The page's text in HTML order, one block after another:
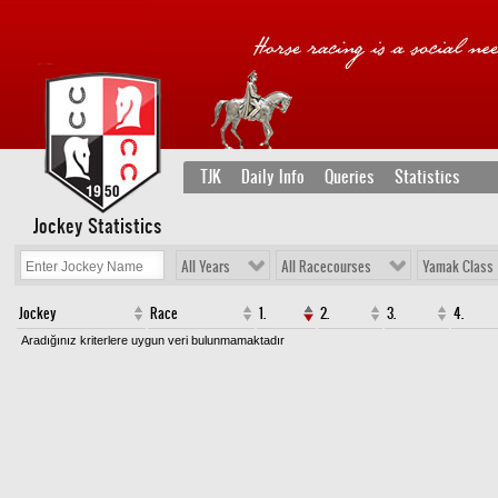
TJK Daily Info Queries Statistics
Jockey Statistics
All Years All Racecourses Yamak Class
Jockey Race 1. 2. 3. 4.
Aradığınız kriterlere uygun veri bulunmamaktadır